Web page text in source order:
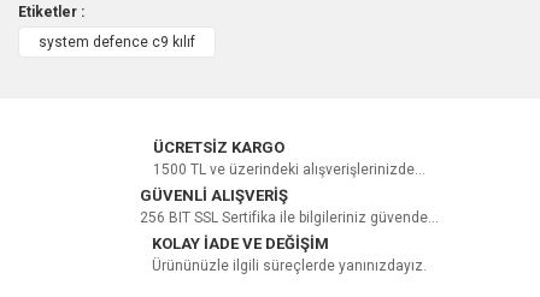
Etiketler :
system defence c9 kılıf
ÜCRETSİZ KARGO
1500 TL ve üzerindeki alışverişlerinizde...
GÜVENLİ ALIŞVERİŞ
256 BIT SSL Sertifika ile bilgileriniz güvende...
KOLAY İADE VE DEĞİŞİM
Ürününüzle ilgili süreçlerde yanınızdayız.